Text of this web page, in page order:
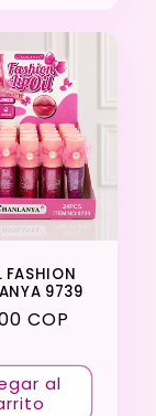
FASHION
9739
COP
al